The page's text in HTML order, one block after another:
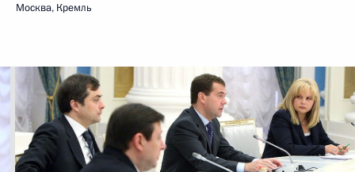
Москва, Кремль